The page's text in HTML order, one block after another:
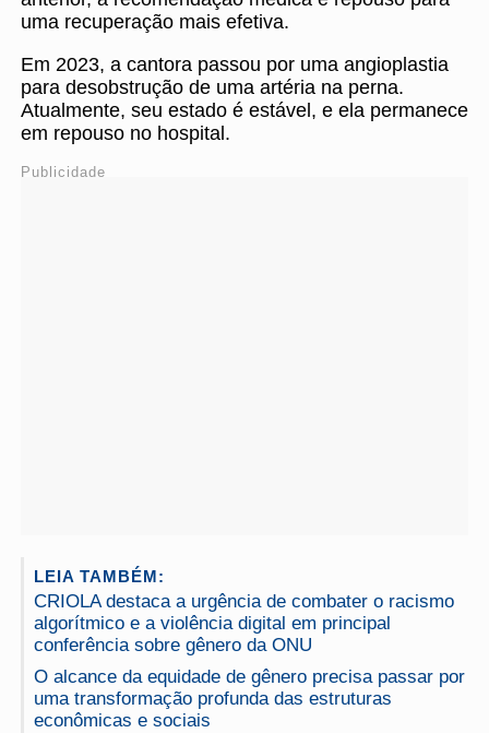
uma recuperação mais efetiva.
Em 2023, a cantora passou por uma angioplastia
para desobstrução de uma artéria na perna.
Atualmente, seu estado é estável, e ela permanece
em repouso no hospital.
Publicidade
LEIA TAMBÉM:
CRIOLA destaca a urgência de combater o racismo
algorítmico e a violência digital em principal
conferência sobre gênero da ONU
O alcance da equidade de gênero precisa passar por
uma transformação profunda das estruturas
econômicas e sociais